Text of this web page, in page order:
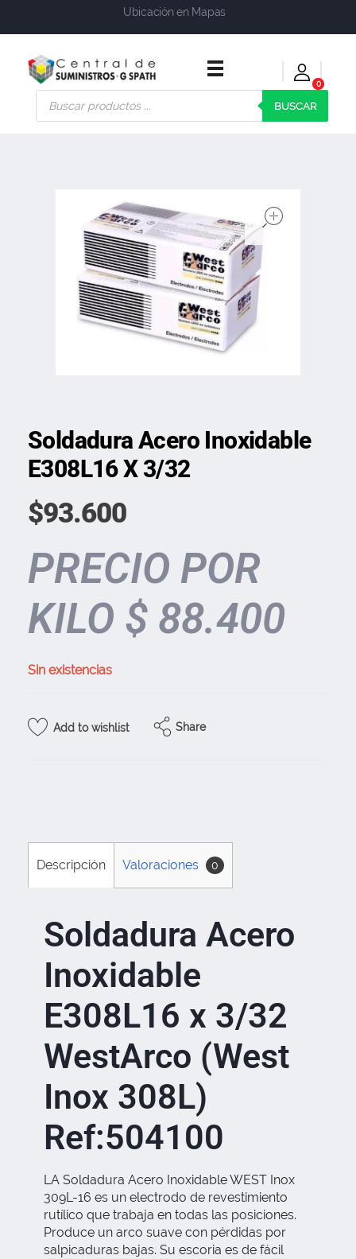
Ubicación en Mapas
Central de Suministros Gspath
Suministros y soluciones integrales para su empresa o negocio
0
BUSCAR
Soldadura Acero Inoxidable
E308L16 X 3/32
$93.600
PRECIO POR
KILO $ 88.400
Sin existencias
Add to wishlist Share
Descripción Valoraciones 0
Soldadura Acero
Inoxidable
E308L16 x 3/32
WestArco (West
Inox 308L)
Ref:504100
LA Soldadura Acero Inoxidable WEST Inox
309L-16 es un electrodo de revestimiento
rutílico que trabaja en todas las posiciones.
Produce un arco suave con pérdidas por
salpicaduras bajas. Su escoria es de fácil